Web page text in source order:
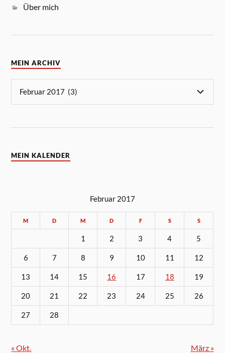
Über mich
MEIN ARCHIV
MEIN KALENDER
Februar 2017
M D M D F S S
1 2 3 4 5
6 7 8 9 10 11 12
13 14 15 16 17 18 19
20 21 22 23 24 25 26
27 28
« Okt. März »